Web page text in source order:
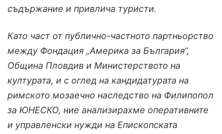
съдържание и привлича туристи.
Като част от публично-частното партньорство
между Фондация „Америка за България“,
Община Пловдив и Министерството на
културата, и с оглед на кандидатурата на
римското мозаечно наследство на Филипопол
за ЮНЕСКО, ние анализирахме оперативните
и управленски нужди на Епископската